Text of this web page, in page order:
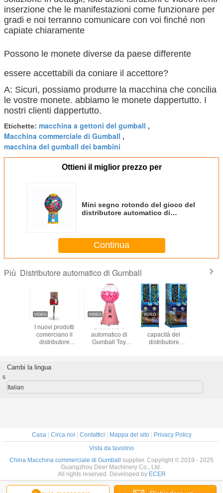
inserzione che le manifestazioni come funzionare per
gradi e noi terranno comunicare con voi finché non
capiate chiaramente
Possono le monete diverse da paese differente
essere accettabili da coniare il accettore?
A: Sicuri, possiamo produrre la macchina che concilia
le vostre monete. abbiamo le monete dappertutto. I
nostri clienti dappertutto.
Etichette: macchina a gettoni del gumball ,
Macchina commerciale di Gumball ,
macchina del gumball dei bambini
Ottieni il miglior prezzo per
Mini segno rotondo del gioco del
distributore automatico di
Continua
Più Distributore automatico di Gumball
del
di 2
colori
I nuovi prodotti
comerciano il
distributore
dei giocattoli dei
bambini della
capsula
Distributore
automatico di
Gumball Toy
chiosco per i
Bambini 2,5"
capacità del
distributore
monete
Cambi la lingua
s
Italian
Casa| Circa noi | Contattici | Mappa del sito| Privacy Policy
Vista da tavolino
China Macchina commerciale di Gumball supplier. Copyright © 2019 - 2025
Guangzhou Deer Machinery Co., Ltd..
All rights reserved. Developed by ECER